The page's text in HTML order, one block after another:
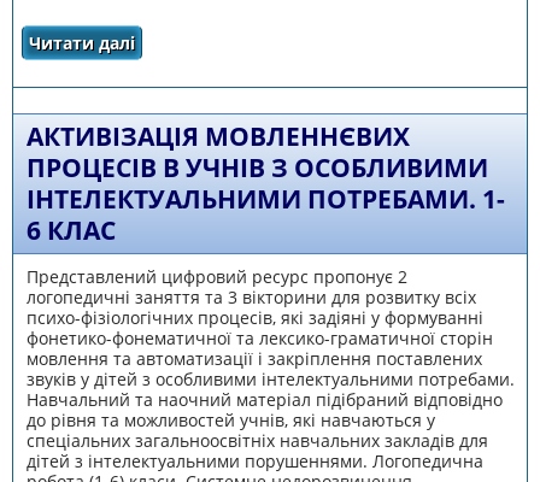
Читати далі
потребами
АКТИВІЗАЦІЯ МОВЛЕННЄВИХ
ПРОЦЕСІВ В УЧНІВ З ОСОБЛИВИМИ
ІНТЕЛЕКТУАЛЬНИМИ ПОТРЕБАМИ. 1-
6 КЛАС
Представлений цифровий ресурс пропонує 2
логопедичні заняття та 3 вікторини для розвитку всіх
психо-фізіологічних процесів, які задіяні у формуванні
фонетико-фонематичної та лексико-граматичної сторін
мовлення та автоматизації і закріплення поставлених
звуків у дітей з особливими інтелектуальними потребами.
Навчальний та наочний матеріал підібраний відповідно
до рівня та можливостей учнів, які навчаються у
спеціальних загальноосвітніх навчальних закладів для
дітей з інтелектуальними порушеннями. Логопедична